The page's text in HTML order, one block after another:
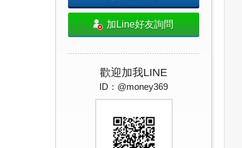
加Line好友詢問
歡迎加我LINE
ID：@money369